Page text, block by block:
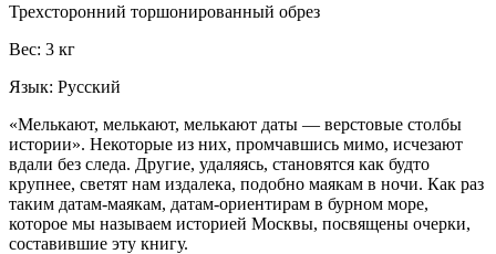
Трехсторонний торшонированный обрез
Вес: 3 кг
Язык: Русский
«Мелькают, мелькают, мелькают даты — верстовые столбы
истории». Некоторые из них, промчавшись мимо, исчезают
вдали без следа. Другие, удаляясь, становятся как будто
крупнее, светят нам издалека, подобно маякам в ночи. Как раз
таким датам-маякам, датам-ориентирам в бурном море,
которое мы называем историей Москвы, посвящены очерки,
составившие эту книгу.